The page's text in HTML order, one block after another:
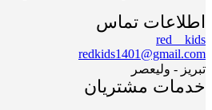
اطلاعات تماس
red__kids
redkids1401@gmail.com
تبریز - ولیعصر
خدمات مشتریان